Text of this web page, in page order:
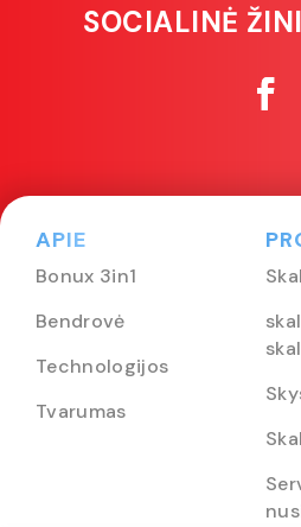
SOCIALINĖ
APIE
Bonux 3in1
Bendrovė
Technologijos
Tvarumas